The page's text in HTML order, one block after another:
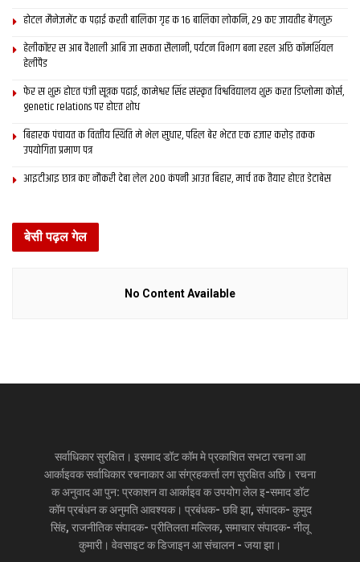
होटल मैनेजमेंट क पढ़ाई करती बालिका गृह क 16 बालिका लोकनि, 29 कए जायतीह बेंगलुरु
हेलीकॉप्टर स आब वैशाली आबि जा सकता सैलानी, पर्यटन विभाग बना रहल अछि कॉमर्शियल
हेलीपैड
फेर स शुरू होएत पंजी सूत्रक पढाई, कामेश्वर सिंह संस्कृत विश्वविद्यालय शुरू करत डिप्लोमा कोर्स,
genetic relations पर होएत शोध
बिहारक पंचायत क वित्‍तीय स्थिति मे भेल सुधार, पहिल बेर भेटत एक हजार करोड़ तकक
उपयोगिता प्रमाण पत्र
आइटीआइ छात्र कए नौकरी देबा लेल 200 कंपनी आउत बिहार, मार्च तक तैयार होएत डेटाबेस
बेसी पढ़ल गेल
No Content Available
सर्वाधिकार सुरक्षित। इसमाद डॉट कॉम मे प्रकाशित सभटा रचना आ
आर्काइवक सर्वाधिकार रचनाकार आ संग्रहकर्त्ता लग सुरक्षित अछि। रचना
क अनुवाद आ पुन: प्रकाशन वा आर्काइव क उपयोग लेल इ-समाद डॉट
कॉम प्रबंधन क अनुमति आवश्यक। प्रबंधक- छवि झा, संपादक- कुमुद
सिंह, राजनीतिक संपादक- प्रीतिलता मल्लिक, समाचार संपादक- नीलू
कुमारी। वेवसाइट क डिजाइन आ संचालन - जया झा।